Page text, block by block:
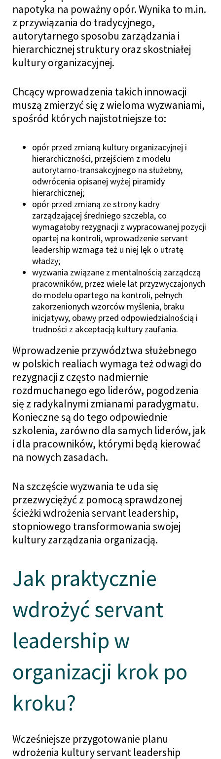
napotyka na poważny opór. Wynika to m.in.
z przywiązania do tradycyjnego,
autorytarnego sposobu zarządzania i
hierarchicznej struktury oraz skostniałej
kultury organizacyjnej.
Chcący wprowadzenia takich innowacji
muszą zmierzyć się z wieloma wyzwaniami,
spośród których najistotniejsze to:
opór przed zmianą kultury organizacyjnej i
hierarchiczności, przejściem z modelu
autorytarno-transakcyjnego na służebny,
odwrócenia opisanej wyżej piramidy
hierarchicznej;
opór przed zmianą ze strony kadry
zarządzającej średniego szczebla, co
wymagałoby rezygnacji z wypracowanej pozycji
opartej na kontroli, wprowadzenie servant
leadership wzmaga też u niej lęk o utratę
władzy;
wyzwania związane z mentalnością zarządczą
pracowników, przez wiele lat przyzwyczajonych
do modelu opartego na kontroli, pełnych
zakorzenionych wzorców myślenia, braku
inicjatywy, obawy przed odpowiedzialnością i
trudności z akceptacją kultury zaufania.
Wprowadzenie przywództwa służebnego
w polskich realiach wymaga też odwagi do
rezygnacji z często nadmiernie
rozdmuchanego ego liderów, pogodzenia
się z radykalnymi zmianami paradygmatu.
Konieczne są do tego odpowiednie
szkolenia, zarówno dla samych liderów, jak
i dla pracowników, którymi będą kierować
na nowych zasadach.
Na szczęście wyzwania te uda się
przezwyciężyć z pomocą sprawdzonej
ścieżki wdrożenia servant leadership,
stopniowego transformowania swojej
kultury zarządzania organizacją.
Jak praktycznie
wdrożyć servant
leadership w
organizacji krok po
kroku?
Wcześniejsze przygotowanie planu
wdrożenia kultury servant leadership